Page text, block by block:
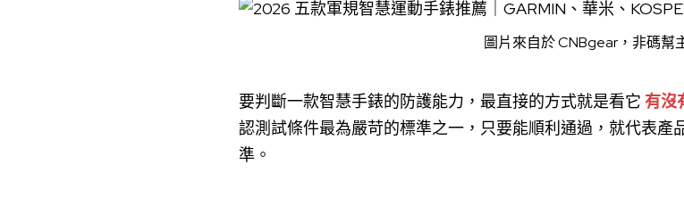
圖片來自於CNBgear ，非碼幫
要判斷一款智慧手錶的防護能力，最直接的方式就是看它 有沒
認測試條件最為嚴苛的標準之一，只要能順利通過，就代表產
準。